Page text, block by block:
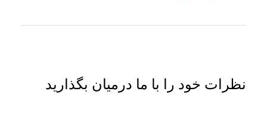
نظرات خود را با ما درمیان بگذارید